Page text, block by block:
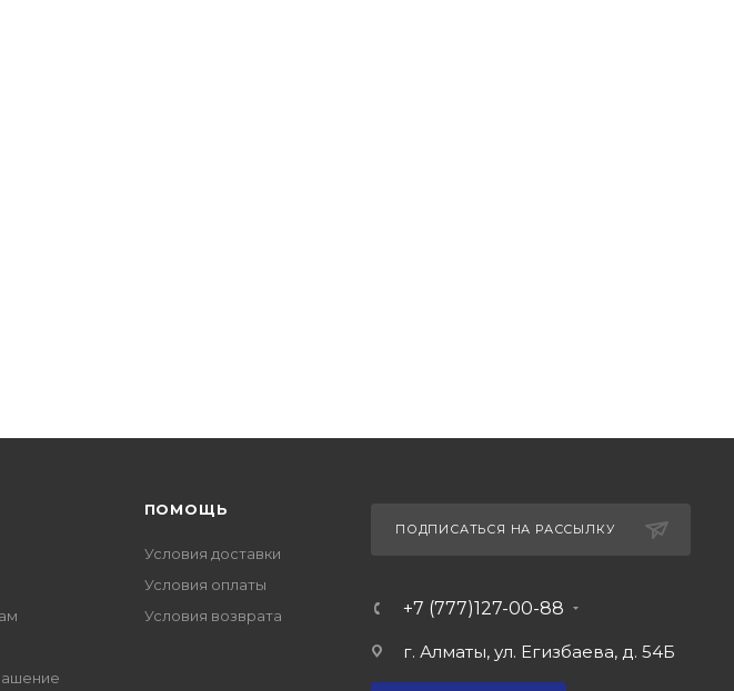
ПОМОЩЬ
Условия доставки
Условия оплаты
Условия возврата
ПОДПИСАТЬСЯ НА РАССЫЛКУ
+7 (777)127-00-88
г. Алматы, ул. Егизбаева, д. 54Б